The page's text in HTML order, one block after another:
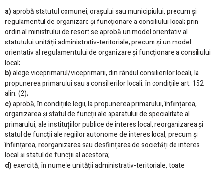
a)aprobă statutul comunei, orașului sau municipiului, precum și
regulamentul de organizare și funcționare a consiliului local; prin
ordin al ministrului de resort se aprobă un model orientativ al
statutului unității administrativ-teritoriale, precum și un model
orientativ al regulamentului de organizare și funcționare a consiliului
local;
b)alege viceprimarul/viceprimarii, din rândul consilierilor locali, la
propunerea primarului sau a consilierilor locali, în condițiile art. 152
alin. (2);
c)aprobă, în condițiile legii, la propunerea primarului, înființarea,
organizarea și statul de funcții ale aparatului de specialitate al
primarului, ale instituțiilor publice de interes local, reorganizarea și
statul de funcții ale regiilor autonome de interes local, precum și
înființarea, reorganizarea sau desființarea de societăți de interes
local și statul de funcții al acestora;
d)exercită, în numele unității administrativ-teritoriale, toate